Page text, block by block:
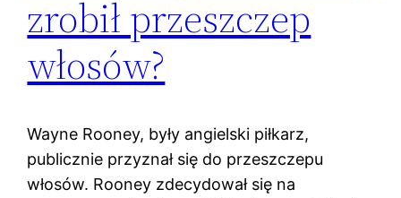
zrobił przeszczep
włosów?
Wayne Rooney, były angielski piłkarz,
publicznie przyznał się do przeszczepu
włosów. Rooney zdecydował się na